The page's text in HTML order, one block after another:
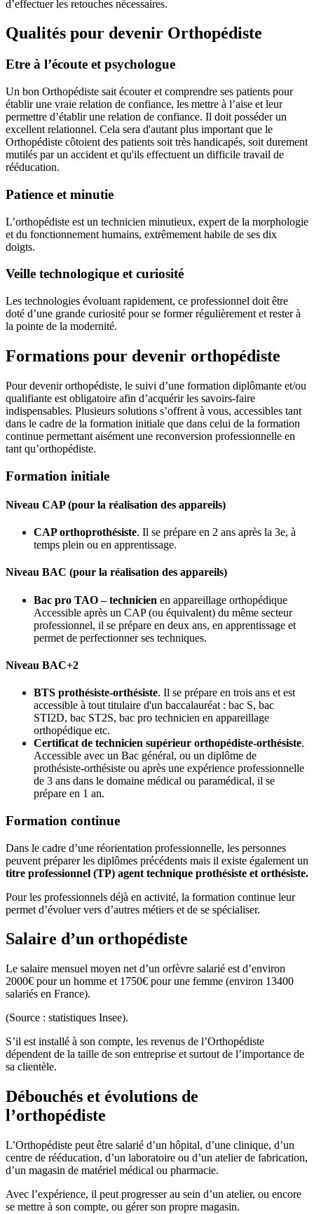
d’effectuer les retouches nécessaires.
Qualités pour devenir Orthopédiste
Etre à l’écoute et psychologue
Un bon Orthopédiste sait écouter et comprendre ses patients pour
établir une vraie relation de confiance, les mettre à l’aise et leur
permettre d’établir une relation de confiance. Il doit posséder un
excellent relationnel. Cela sera d'autant plus important que le
Orthopédiste côtoient des patients soit très handicapés, soit durement
mutilés par un accident et qu'ils effectuent un difficile travail de
rééducation.
Patience et minutie
L’orthopédiste est un technicien minutieux, expert de la morphologie
et du fonctionnement humains, extrêmement habile de ses dix
doigts.
Veille technologique et curiosité
Les technologies évoluant rapidement, ce professionnel doit être
doté d’une grande curiosité pour se former régulièrement et rester à
la pointe de la modernité.
Formations pour devenir orthopédiste
Pour devenir orthopédiste, le suivi d’une formation diplômante et/ou
qualifiante est obligatoire afin d’acquérir les savoirs-faire
indispensables. Plusieurs solutions s’offrent à vous, accessibles tant
dans le cadre de la formation initiale que dans celui de la formation
continue permettant aisément une reconversion professionnelle en
tant qu’orthopédiste.
Formation initiale
Niveau CAP (pour la réalisation des appareils)
CAP orthoprothésiste. Il se prépare en 2 ans après la 3e, à
temps plein ou en apprentissage.
Niveau BAC (pour la réalisation des appareils)
Bac pro TAO – technicien en appareillage orthopédique
Accessible après un CAP (ou équivalent) du même secteur
professionnel, il se prépare en deux ans, en apprentissage et
permet de perfectionner ses techniques.
Niveau BAC+2
BTS prothésiste-orthésiste. Il se prépare en trois ans et est
accessible à tout titulaire d'un baccalauréat : bac S, bac
STI2D, bac ST2S, bac pro technicien en appareillage
orthopédique etc.
Certificat de technicien supérieur orthopédiste-orthésiste.
Accessible avec un Bac général, ou un diplôme de
prothésiste-orthésiste ou après une expérience professionnelle
de 3 ans dans le domaine médical ou paramédical, il se
prépare en 1 an.
Formation continue
Dans le cadre d’une réorientation professionnelle, les personnes
peuvent préparer les diplômes précédents mais il existe également un
titre professionnel (TP) agent technique prothésiste et orthésiste.
Pour les professionnels déjà en activité, la formation continue leur
permet d’évoluer vers d’autres métiers et de se spécialiser.
Salaire d’un orthopédiste
Le salaire mensuel moyen net d’un orfèvre salarié est d’environ
2000€ pour un homme et 1750€ pour une femme (environ 13400
salariés en France).
(Source : statistiques Insee).
S’il est installé à son compte, les revenus de l’Orthopédiste
dépendent de la taille de son entreprise et surtout de l’importance de
sa clientèle.
Débouchés et évolutions de
l’orthopédiste
L’Orthopédiste peut être salarié d’un hôpital, d’une clinique, d’un
centre de rééducation, d’un laboratoire ou d’un atelier de fabrication,
d’un magasin de matériel médical ou pharmacie.
Avec l’expérience, il peut progresser au sein d’un atelier, ou encore
se mettre à son compte, ou gérer son propre magasin.